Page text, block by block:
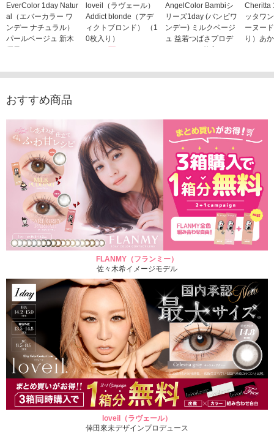
EverColor 1day Natur
al（エバーカラー ワ
ンデー ナチュラル）
パールベージュ 新木
優子イメージモデルカ
2,598円(税込)
loveil（ラヴェール）
Addict blonde（アデ
ィクトブロンド） （1
0枚入り）
AngelColor Bambiシ
リーズ1day (バンビワ
ンデー) ミルクベージ
ュ 益若つばさプロデ
ュース（10枚入り）
Cheritta
ッタワ
ーヌー
り）あ
おすすめ商品
FLANMY（フランミー）
佐々木希イメージモデル
loveil（ラヴェール）
倖田來未デザインプロデュース